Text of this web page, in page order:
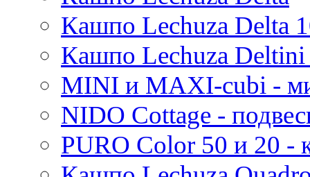
Pure
Кашпо Lechuza Delta
Кашпо Lechuza
MINI и MAXI-cubi -
NIDO Cottage -
PURO Color 50 и 20